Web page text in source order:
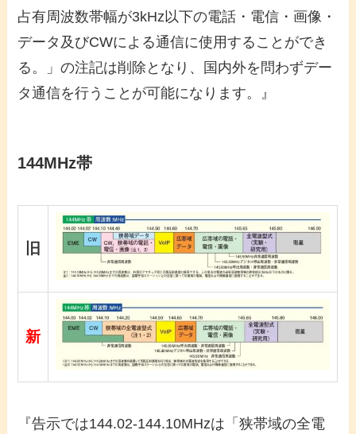
占有周波数帯幅が3kHz以下の電話・電信・画像・
データ及びCWによる通信に使用することができ
る。」の注記は削除となり、国内外を問わずデー
タ通信を行うことが可能になります。』
144MHz帯
旧
新
『告示では144.02-144.10MHzは「狭帯域の全電